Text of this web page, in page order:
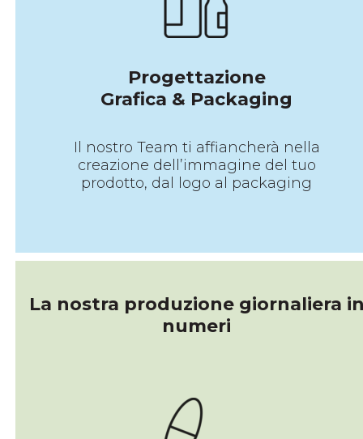
Progettazione
Grafica & Packaging
Il nostro Team ti affiancherà nella
creazione dell’immagine del tuo
prodotto, dal logo al packaging
La nostra produzione giornaliera
numeri